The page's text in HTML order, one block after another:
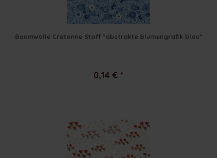
Baumwolle Cretonne Stoff "abstrakte Blumengrafik blau"
0,14 € *